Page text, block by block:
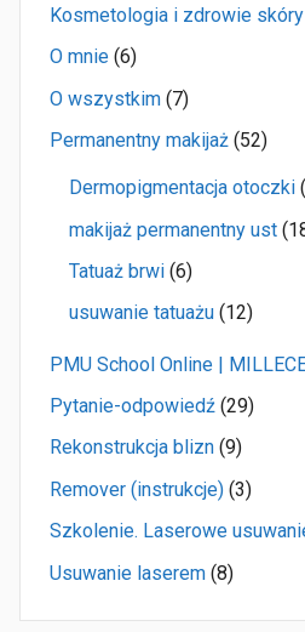
Kosmetologia i zdrowie skóry
O mnie (6)
O wszystkim (7)
Permanentny makijaż (52)
Dermopigmentacja otoczki
makijaż permanentny ust
Tatuaż brwi (6)
usuwanie tatuażu (12)
PMU School Online |
Pytanie-odpowiedź (29)
Rekonstrukcja blizn (9)
Remover (instrukcje) (3)
Szkolenie. Laserowe
Usuwanie laserem (8)